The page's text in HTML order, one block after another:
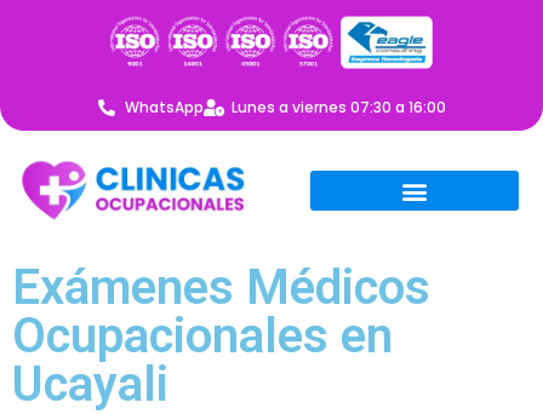
WhatsApp Lunes a viernes 07:30 a 16:00
Exámenes Médicos
Ocupacionales en
Ucayali